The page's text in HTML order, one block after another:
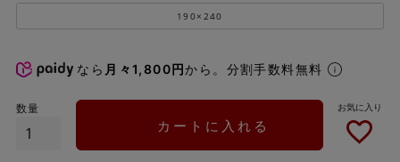
190×240
なら 月々1,800円から。分割手数料無料
カートに入れる